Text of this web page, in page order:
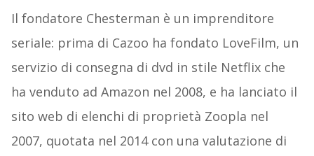
Il fondatore Chesterman è un imprenditore
seriale: prima di Cazoo ha fondato LoveFilm, un
servizio di consegna di dvd in stile Netflix che
ha venduto ad Amazon nel 2008, e ha lanciato il
sito web di elenchi di proprietà Zoopla nel
2007, quotata nel 2014 con una valutazione di